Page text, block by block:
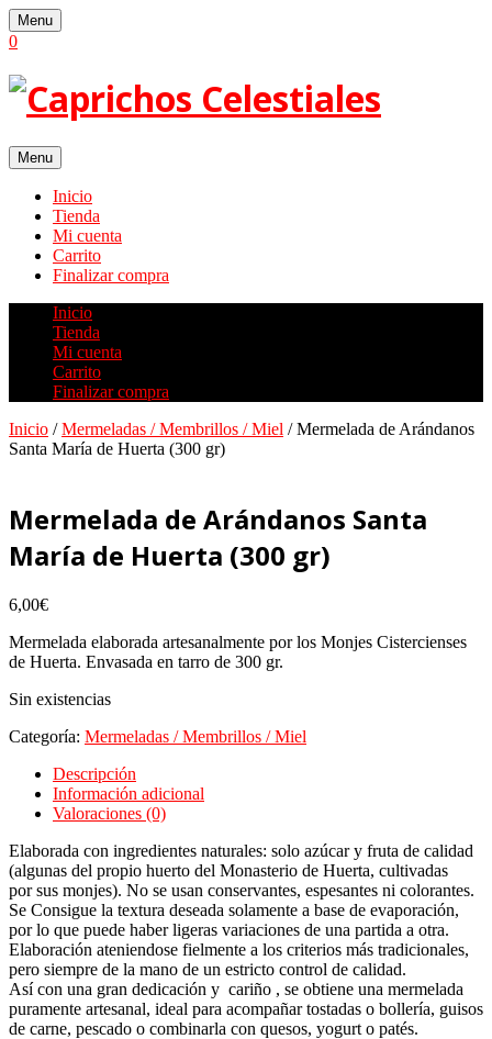
Skip
to
Menu
0
Menu
Inicio
Tienda
Mi cuenta
Carrito
Finalizar compra
Inicio
Tienda
Mi cuenta
Carrito
Finalizar compra
Inicio /Mermeladas / Membrillos / Miel / Mermelada de Arándanos
Santa María de Huerta (300 gr)
Mermelada de Arándanos Santa
María de Huerta (300 gr)
6,00€
Mermelada elaborada artesanalmente por los Monjes Cistercienses
de Huerta. Envasada en tarro de 300 gr.
Sin existencias
Categoría: Mermeladas / Membrillos / Miel
Descripción
Información adicional
Valoraciones (0)
Elaborada con ingredientes naturales: solo azúcar y fruta de calidad
(algunas del propio huerto del Monasterio de Huerta, cultivadas
por sus monjes). No se usan conservantes, espesantes ni colorantes.
Se Consigue la textura deseada solamente a base de evaporación,
por lo que puede haber ligeras variaciones de una partida a otra.
Elaboración ateniendose fielmente a los criterios más tradicionales,
pero siempre de la mano de un estricto control de calidad.
Así con una gran dedicación y cariño , se obtiene una mermelada
puramente artesanal, ideal para acompañar tostadas o bollería, guisos
de carne, pescado o combinarla con quesos, yogurt o patés.